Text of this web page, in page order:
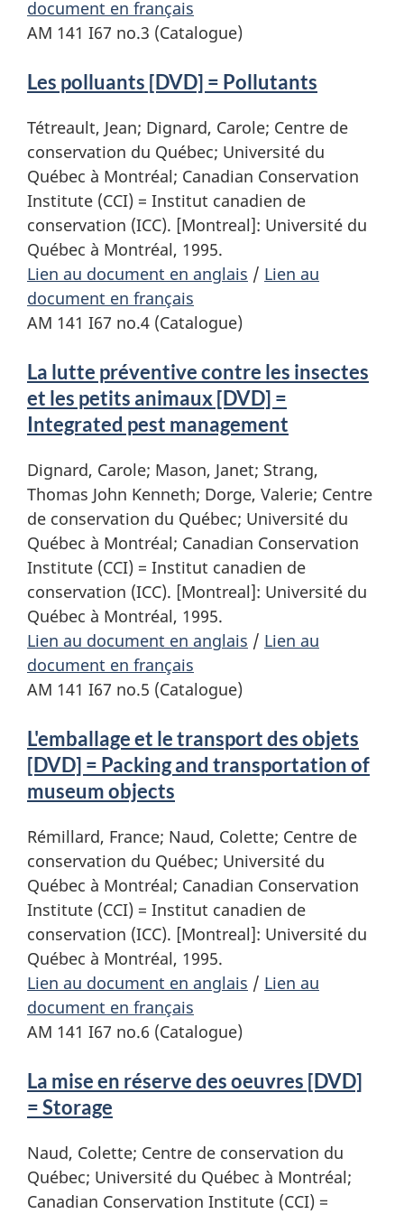
document en français
AM 141 I67 no.3 (Catalogue)
Les polluants [DVD] = Pollutants
Tétreault, Jean; Dignard, Carole; Centre de
conservation du Québec; Université du
Québec à Montréal; Canadian Conservation
Institute (CCI) = Institut canadien de
conservation (ICC). [Montreal]: Université du
Québec à Montréal, 1995.
Lien au document en anglais / Lien au
document en français
AM 141 I67 no.4 (Catalogue)
La lutte préventive contre les insectes
et les petits animaux [DVD] =
Integrated pest management
Dignard, Carole; Mason, Janet; Strang,
Thomas John Kenneth; Dorge, Valerie; Centre
de conservation du Québec; Université du
Québec à Montréal; Canadian Conservation
Institute (CCI) = Institut canadien de
conservation (ICC). [Montreal]: Université du
Québec à Montréal, 1995.
Lien au document en anglais / Lien au
document en français
AM 141 I67 no.5 (Catalogue)
L'emballage et le transport des objets
[DVD] = Packing and transportation of
museum objects
Rémillard, France; Naud, Colette; Centre de
conservation du Québec; Université du
Québec à Montréal; Canadian Conservation
Institute (CCI) = Institut canadien de
conservation (ICC). [Montreal]: Université du
Québec à Montréal, 1995.
Lien au document en anglais / Lien au
document en français
AM 141 I67 no.6 (Catalogue)
La mise en réserve des oeuvres [DVD]
= Storage
Naud, Colette; Centre de conservation du
Québec; Université du Québec à Montréal;
Canadian Conservation Institute (CCI) =